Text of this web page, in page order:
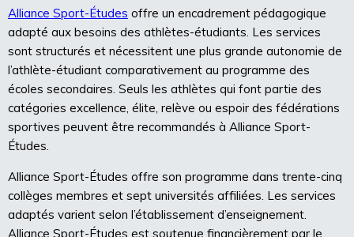
Alliance Sport-Études offre un encadrement pédagogique
adapté aux besoins des athlètes-étudiants. Les services
sont structurés et nécessitent une plus grande autonomie de
l’athlète-étudiant comparativement au programme des
écoles secondaires. Seuls les athlètes qui font partie des
catégories excellence, élite, relève ou espoir des fédérations
sportives peuvent être recommandés à Alliance Sport-
Études.
Alliance Sport-Études offre son programme dans trente-cinq
collèges membres et sept universités affiliées. Les services
adaptés varient selon l’établissement d’enseignement.
Alliance Sport-Études est soutenue financièrement par le